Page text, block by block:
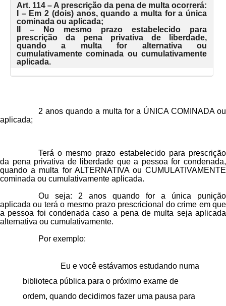
Art. 114 – A prescrição da pena de multa ocorrerá:
I – Em 2 (dois) anos, quando a multa for a única
cominada ou aplicada;
II – No mesmo prazo estabelecido para
prescrição da pena privativa de liberdade,
quando a multa for alternativa ou
cumulativamente cominada ou cumulativamente
aplicada.
2 anos quando a multa for a ÚNICA COMINADAou
aplicada;
Terá o mesmo prazo estabelecido para prescrição
da pena privativa de liberdade que a pessoa for condenada,
quando a multa for ALTERNATIVA ou CUMULATIVAMENTE
cominada ou cumulativamente aplicada.
Ou seja: 2 anos quando for a única punição
aplicada ou terá o mesmo prazo prescricional do crime em que
a pessoa foi condenada caso a pena de multa seja aplicada
alternativa ou cumulativamente.
Por exemplo:
Eu e você estávamos estudando numa
biblioteca pública para o próximo exame de
ordem, quando decidimos fazer uma pausa para